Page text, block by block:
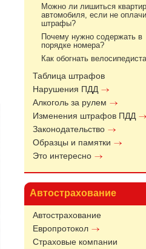
Можно ли лишиться
автомобиля, если не
штрафы?
Почему нужно содержать в
порядке номера?
Как обогнать
Таблица штрафов
Нарушения ПДД
Алкоголь за рулем
Изменения штрафов ПДД
Законодательство
Образцы и памятки
Это интересно
Автострахование
Автострахование
Европротокол
Страховые компании